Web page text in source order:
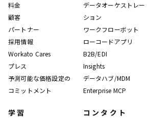
料金
顧客
パートナー
採用情報
Workato Cares
プレス
予測可能な価格設定の
コミットメント
データオーケストレー
ション
ワークフローボット
ローコードアプリ
B2B/EDI
Insights
データハブ/MDM
Enterprise MCP
学習 コンタクト